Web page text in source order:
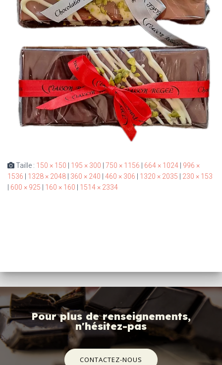
Taille : 150 × 150 195 × 300 750 × 1156 664 × 1024
996 ×
1536
1328 × 2048 360 × 240 460 × 306 1320 × 2035
230 × 153
600 × 925 160 × 160 1514 × 2334
Pour plus de renseignements,
n'hésitez-pas
CONTACTEZ-NOUS